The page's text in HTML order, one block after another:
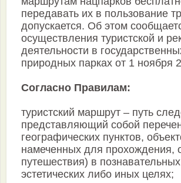
передавать их в пользование
допускается. Об этом
осуществления туристской и
деятельности в
природных парках от 1 ноября
Согласно Правилам:
туристский маршрут – путь
представляющий собой
географических пунктов,
намеченных для прохождения,
путешествия) в
эстетических либо иных целях;